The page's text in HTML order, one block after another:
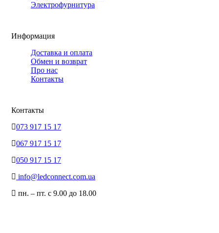
Электрофурнитура
Информация
Доставка и оплата
Обмен и возврат
Про нас
Контакты
Контакты
073 917 15 17
067 917 15 17
050 917 15 17
info@ledconnect.com.ua
пн. – пт. с 9.00 до 18.00